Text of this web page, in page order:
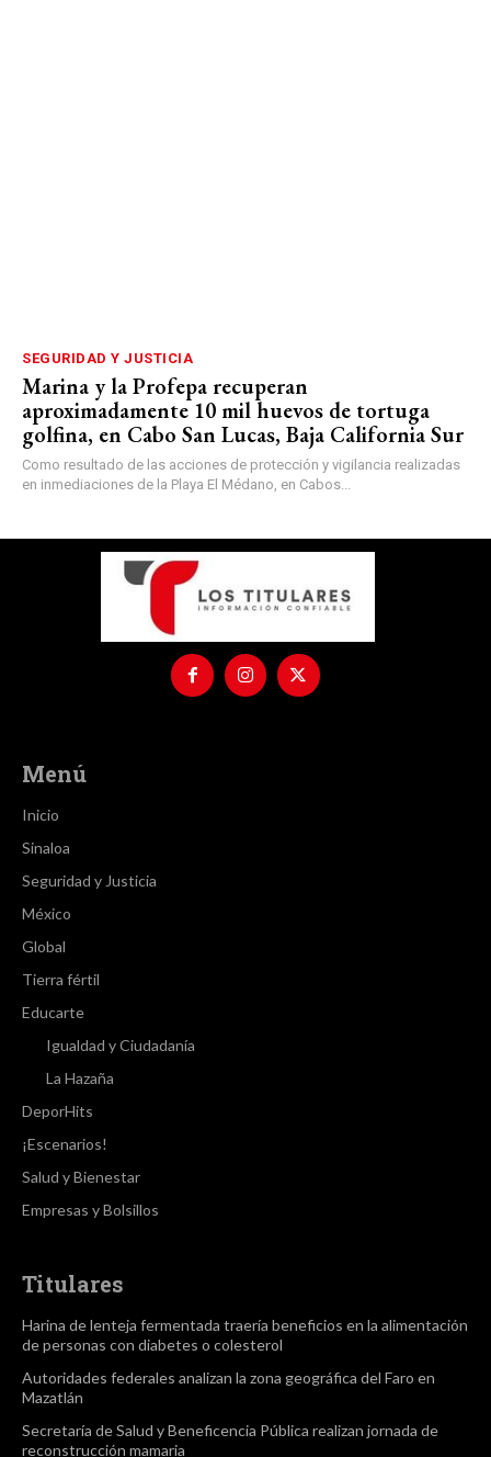
SEGURIDAD Y JUSTICIA
Marina y la Profepa recuperan
aproximadamente 10 mil huevos de tortuga
golfina, en Cabo San Lucas, Baja California Sur
Como resultado de las acciones de protección y vigilancia realizadas
en inmediaciones de la Playa El Médano, en Cabos...
Menú
Inicio
Sinaloa
Seguridad y Justicia
México
Global
Tierra fértil
Educarte
Igualdad y Ciudadanía
La Hazaña
DeporHits
¡Escenarios!
Salud y Bienestar
Empresas y Bolsillos
Titulares
Harina de lenteja fermentada traería beneficios en la alimentación
de personas con diabetes o colesterol
Autoridades federales analizan la zona geográfica del Faro en
Mazatlán
Secretaría de Salud y Beneficencia Pública realizan jornada de
reconstrucción mamaria